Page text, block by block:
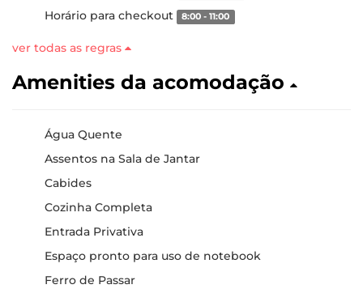
Horário para checkout 8:00 - 11:00
ver todas as regras
Amenities da acomodação
Água Quente
Assentos na Sala de Jantar
Cabides
Cozinha Completa
Entrada Privativa
Espaço pronto para uso de notebook
Ferro de Passar